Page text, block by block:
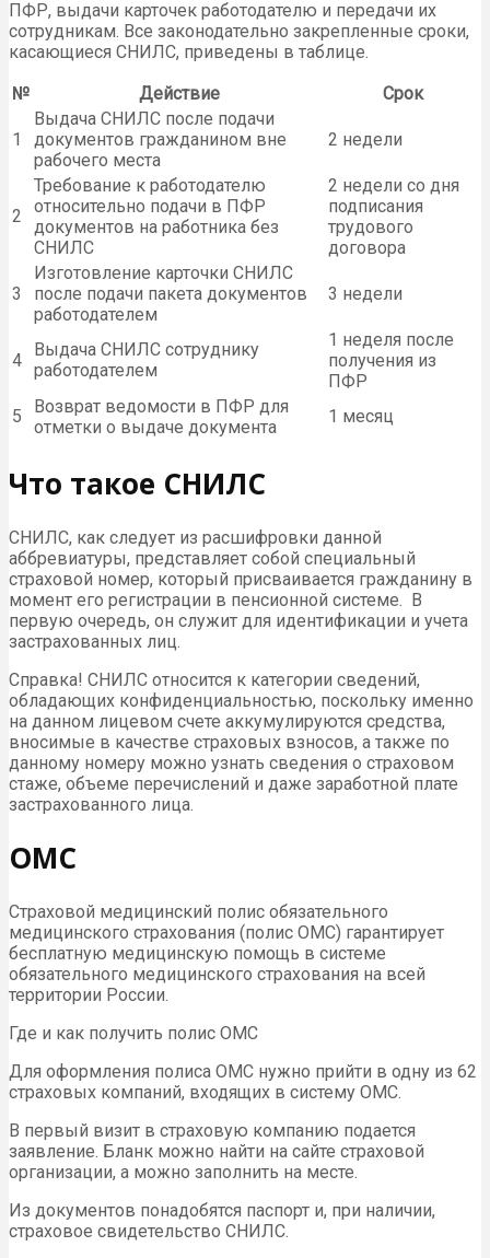
ПФР, выдачи карточек работодателю и передачи их
сотрудникам. Все законодательно закрепленные сроки,
касающиеся СНИЛС, приведены в таблице.
№
Действие Срок
1
Выдача СНИЛС после подачи
документов гражданином вне
рабочего места
2 недели
2
Требование к работодателю
относительно подачи в ПФР
документов на работника без
СНИЛС
2 недели со дня
подписания
трудового
договора
3
Изготовление карточки СНИЛС
после подачи пакета документов
работодателем
3 недели
4
Выдача СНИЛС сотруднику
работодателем
1 неделя после
получения из
ПФР
5
Возврат ведомости в ПФР для
отметки о выдаче документа
1 месяц
Что такое СНИЛС
СНИЛС, как следует из расшифровки данной
аббревиатуры, представляет собой специальный
страховой номер, который присваивается гражданину в
момент его регистрации в пенсионной системе. В
первую очередь, он служит для идентификации и учета
застрахованных лиц.
Справка! СНИЛС относится к категории сведений,
обладающих конфиденциальностью, поскольку именно
на данном лицевом счете аккумулируются средства,
вносимые в качестве страховых взносов, а также по
данному номеру можно узнать сведения о страховом
стаже, объеме перечислений и даже заработной плате
застрахованного лица.
ОМС
Страховой медицинский полис обязательного
медицинского страхования (полис ОМС) гарантирует
бесплатную медицинскую помощь в системе
обязательного медицинского страхования на всей
территории России.
Где и как получить полис ОМС
Для оформления полиса ОМС нужно прийти в одну из 62
страховых компаний, входящих в систему ОМС.
В первый визит в страховую компанию подается
заявление. Бланк можно найти на сайте страховой
организации, а можно заполнить на месте.
Из документов понадобятся паспорт и, при наличии,
страховое свидетельство СНИЛС.